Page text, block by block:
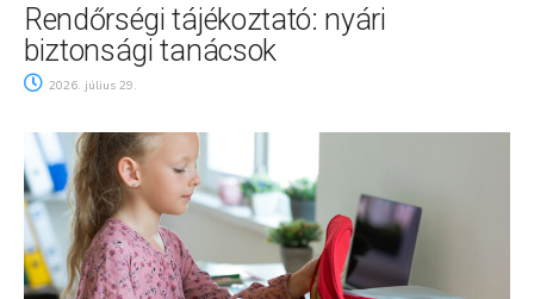
Rendőrségi tájékoztató: nyári
biztonsági tanácsok
2026. július 29.